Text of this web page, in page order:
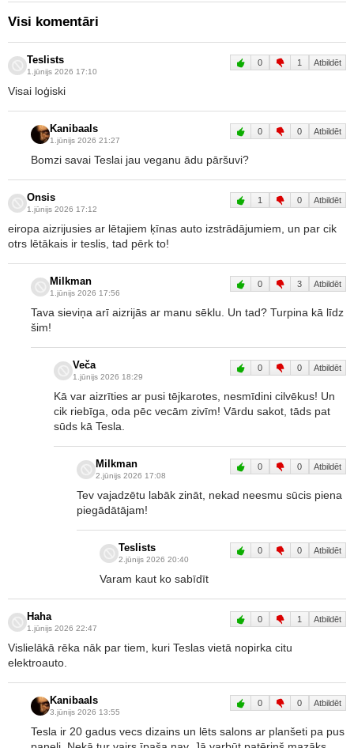
Visi komentāri
Teslists
1.jūnijs 2026 17:10
0 1 Atbildēt
Visai loģiski
Kanibaals
1.jūnijs 2026 21:27
0 0 Atbildēt
Bomzi savai Teslai jau veganu ādu pāršuvi?
Onsis
1.jūnijs 2026 17:12
1 0 Atbildēt
eiropa aizrijusies ar lētajiem ķīnas auto izstrādājumiem, un par cik
otrs lētākais ir teslis, tad pērk to!
Milkman
1.jūnijs 2026 17:56
0 3 Atbildēt
Tava sieviņa arī aizrijās ar manu sēklu. Un tad? Turpina kā līdz
šim!
Veča
1.jūnijs 2026 18:29
0 0 Atbildēt
Kā var aizrīties ar pusi tējkarotes, nesmīdini cilvēkus! Un
cik riebīga, oda pēc vecām zivīm! Vārdu sakot, tāds pat
sūds kā Tesla.
Milkman
2.jūnijs 2026 17:08
0 0 Atbildēt
Tev vajadzētu labāk zināt, nekad neesmu sūcis piena
piegādātājam!
Teslists
2.jūnijs 2026 20:40
0 0 Atbildēt
Varam kaut ko sabīdīt
Haha
1.jūnijs 2026 22:47
0 1 Atbildēt
Vislielākā rēka nāk par tiem, kuri Teslas vietā nopirka citu
elektroauto.
Kanibaals
3.jūnijs 2026 13:55
0 0 Atbildēt
Tesla ir 20 gadus vecs dizains un lēts salons ar planšeti pa pus